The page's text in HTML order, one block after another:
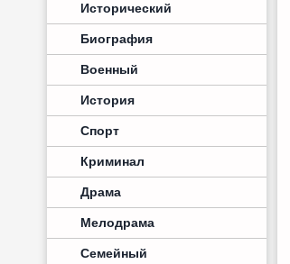
Исторический
Биография
Военный
История
Спорт
Криминал
Драма
Мелодрама
Семейный